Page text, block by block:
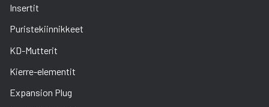
Insertit
Puristekiinnikkeet
KD-Mutterit
Kierre-elementit
Expansion Plug